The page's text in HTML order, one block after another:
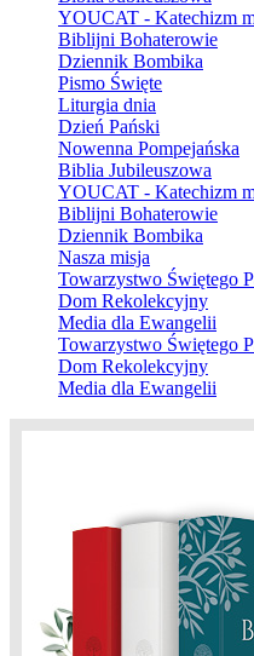
YOUCAT - Katechizm
Biblijni Bohaterowie
Dziennik Bombika
Pismo Święte
Liturgia dnia
Dzień Pański
Nowenna Pompejańska
Biblia Jubileuszowa
YOUCAT - Katechizm
Biblijni Bohaterowie
Dziennik Bombika
Nasza misja
Towarzystwo Świętego
Dom Rekolekcyjny
Media dla Ewangelii
Towarzystwo Świętego
Dom Rekolekcyjny
Media dla Ewangelii